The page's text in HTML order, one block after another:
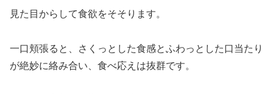
見た目からして食欲をそそります。
一口頬張ると、さくっとした食感とふわっとした口当たり
が絶妙に絡み合い、食べ応えは抜群です。